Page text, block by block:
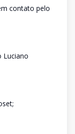
contato pelo
Luciano